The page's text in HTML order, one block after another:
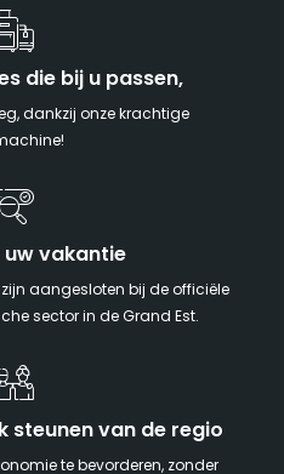
die bij u passen,
dankzij onze krachtige
uw vakantie
aangesloten bij de officiële
sector in de Grand Est.
steunen van de regio
te bevorderen, zonder